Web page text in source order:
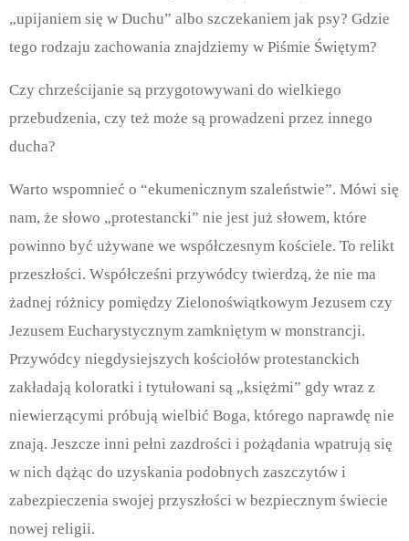
„upijaniem się w Duchu” albo szczekaniem jak psy? Gdzie
tego rodzaju zachowania znajdziemy w Piśmie Świętym?
Czy chrześcijanie są przygotowywani do wielkiego
przebudzenia, czy też może są prowadzeni przez innego
ducha?
Warto wspomnieć o “ekumenicznym szaleństwie”. Mówi się
nam, że słowo „protestancki” nie jest już słowem, które
powinno być używane we współczesnym kościele. To relikt
przeszłości. Współcześni przywódcy twierdzą, że nie ma
żadnej różnicy pomiędzy Zielonoświątkowym Jezusem czy
Jezusem Eucharystycznym zamkniętym w monstrancji.
Przywódcy niegdysiejszych kościołów protestanckich
zakładają koloratki i tytułowani są „księżmi” gdy wraz z
niewierzącymi próbują wielbić Boga, którego naprawdę nie
znają. Jeszcze inni pełni zazdrości i pożądania wpatrują się
w nich dążąc do uzyskania podobnych zaszczytów i
zabezpieczenia swojej przyszłości w bezpiecznym świecie
nowej religii.